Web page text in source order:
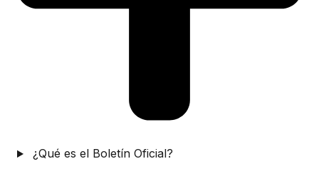
¿Qué es el Boletín Oficial?